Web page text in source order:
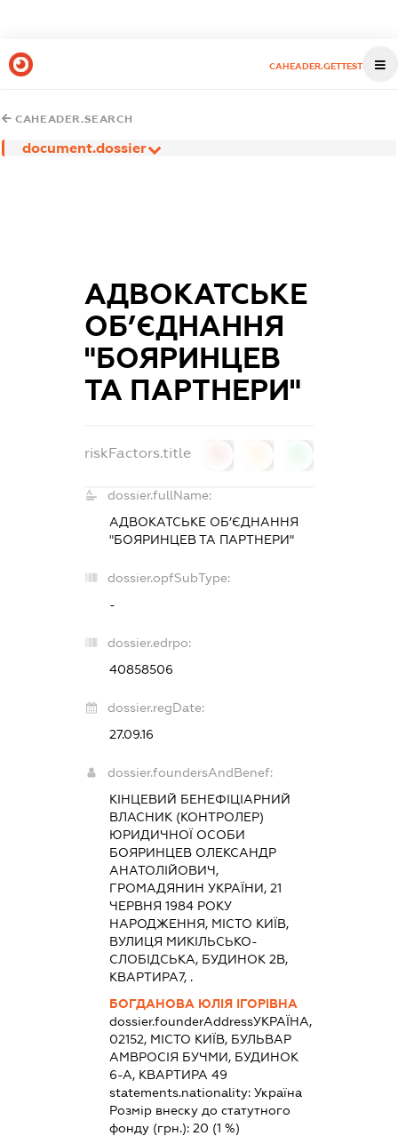
CAHEADER.GETTEST
CAHEADER.SEARCH
document.dossier
АДВОКАТСЬКЕ
ОБ’ЄДНАННЯ
"БОЯРИНЦЕВ
ТА ПАРТНЕРИ"
riskFactors.title
dossier.fullName:
АДВОКАТСЬКЕ ОБ’ЄДНАННЯ
"БОЯРИНЦЕВ ТА ПАРТНЕРИ"
dossier.opfSubType:
-
dossier.edrpo:
40858506
dossier.regDate:
27.09.16
dossier.foundersAndBenef:
КІНЦЕВИЙ БЕНЕФІЦІАРНИЙ
ВЛАСНИК (КОНТРОЛЕР)
ЮРИДИЧНОЇ ОСОБИ
БОЯРИНЦЕВ ОЛЕКСАНДР
АНАТОЛІЙОВИЧ,
ГРОМАДЯНИН УКРАЇНИ, 21
ЧЕРВНЯ 1984 РОКУ
НАРОДЖЕННЯ, МІСТО КИЇВ,
ВУЛИЦЯ МИКІЛЬСЬКО-
СЛОБІДСЬКА, БУДИНОК 2В,
КВАРТИРА7, .
БОГДАНОВА ЮЛІЯ ІГОРІВНА
dossier.founderAddressУКРАЇНА,
02152, МІСТО КИЇВ, БУЛЬВАР
АМВРОСІЯ БУЧМИ, БУДИНОК
6-А, КВАРТИРА 49
statements.nationality:Україна
Розмір внеску до статутного
фонду (грн.):20 (1 %)